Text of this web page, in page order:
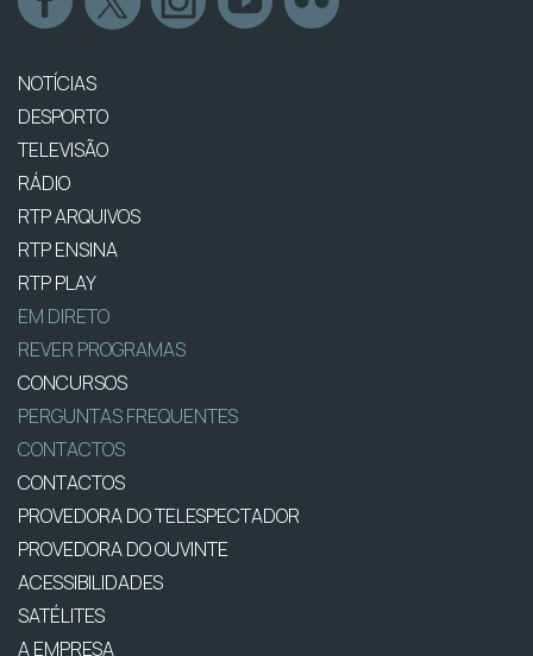
NOTÍCIAS
DESPORTO
TELEVISÃO
RÁDIO
RTP ARQUIVOS
RTP ENSINA
RTP PLAY
EM DIRETO
REVER PROGRAMAS
CONCURSOS
PERGUNTAS FREQUENTES
CONTACTOS
CONTACTOS
PROVEDORA DO TELESPECTADOR
PROVEDORA DO OUVINTE
ACESSIBILIDADES
SATÉLITES
A EMPRESA